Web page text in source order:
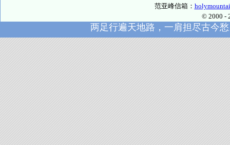
范亚峰信箱：
© 2000 -
两足行遍天地路，一肩担尽古今